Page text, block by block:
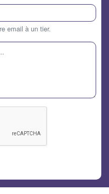
email à un tier.